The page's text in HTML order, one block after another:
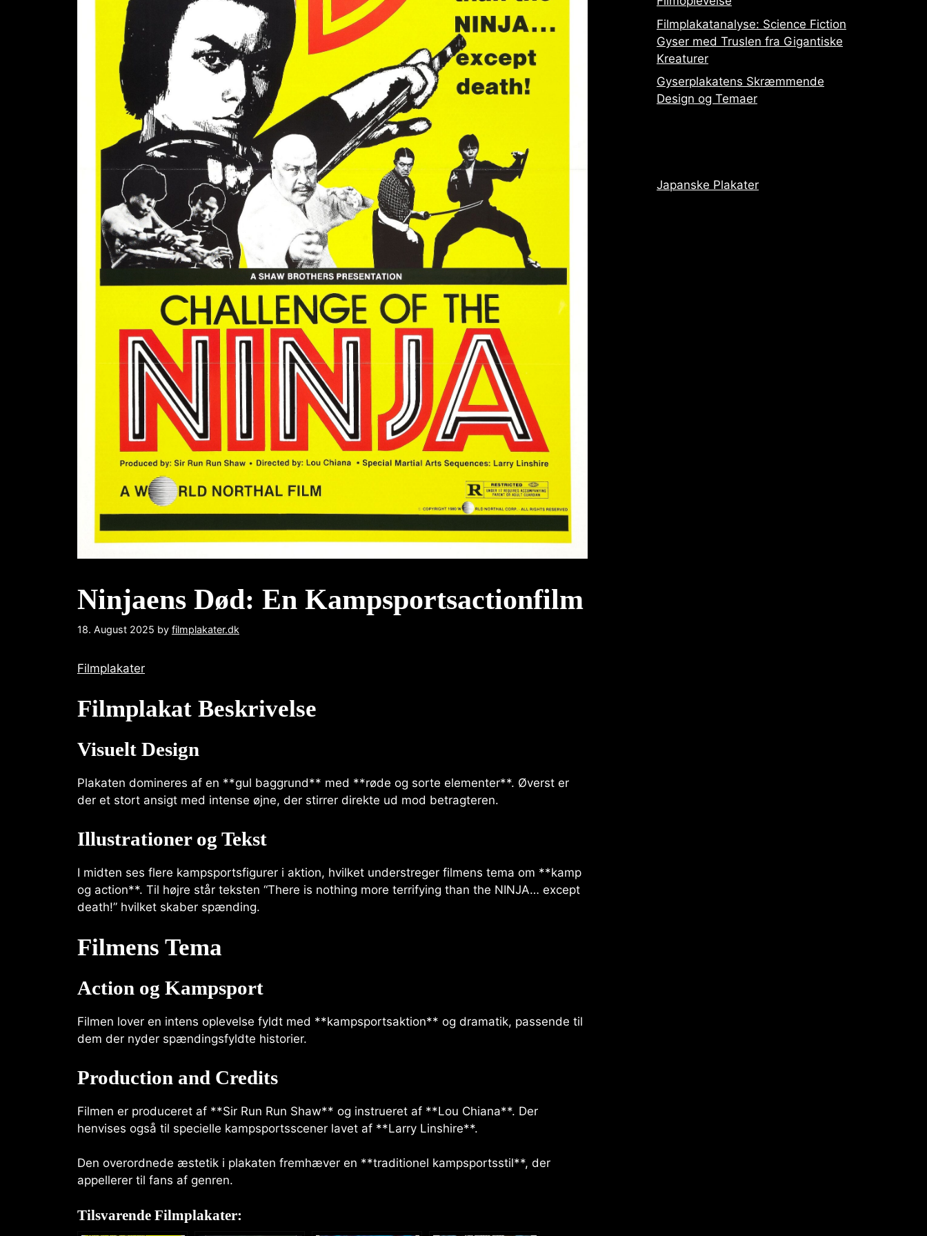
Ninjaens Død: En Kampsportsactionfilm
18. August 2025 by filmplakater.dk
Filmplakater
Filmplakat Beskrivelse
Visuelt Design
Plakaten domineres af en **gul baggrund** med **røde og sorte elementer**. Øverst er
der et stort ansigt med intense øjne, der stirrer direkte ud mod betragteren.
Illustrationer og Tekst
I midten ses flere kampsportsfigurer i aktion, hvilket understreger filmens tema om **kamp
og action**. Til højre står teksten “There is nothing more terrifying than the NINJA… except
death!” hvilket skaber spænding.
Filmens Tema
Action og Kampsport
Filmen lover en intens oplevelse fyldt med **kampsportsaktion** og dramatik, passende til
dem der nyder spændingsfyldte historier.
Production and Credits
Filmen er produceret af **Sir Run Run Shaw** og instrueret af **Lou Chiana**. Der
henvises også til specielle kampsportsscener lavet af **Larry Linshire**.
Den overordnede æstetik i plakaten fremhæver en **traditionel kampsportsstil**, der
appellerer til fans af genren.
Tilsvarende Filmplakater:
Filmplakatanalyse: Science Fiction
Gyser med Truslen fra Gigantiske
Kreaturer
Gyserplakatens Skræmmende
Design og Temaer
Japanske Plakater